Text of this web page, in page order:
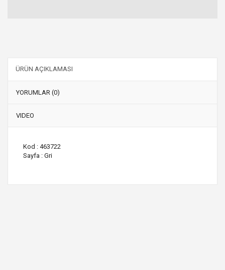
ÜRÜN AÇIKLAMASI
YORUMLAR (0)
VIDEO
Kod : 463722
Sayfa : Gri